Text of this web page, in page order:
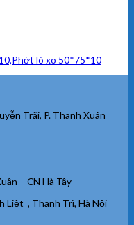
lò xo 50*75*10
Trãi, P. Thanh Xuân
– CN Hà Tây
Liệt , Thanh Trì, Hà Nội